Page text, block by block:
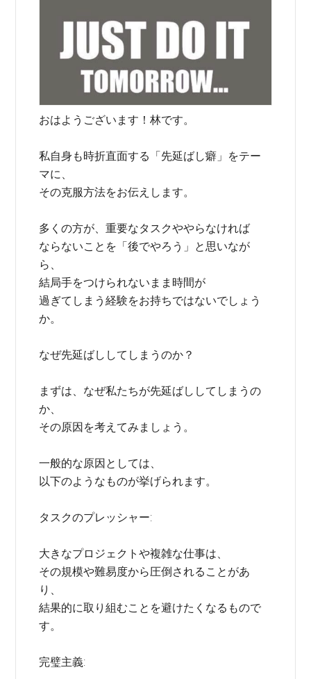
おはようございます！林です。
私自身も時折直面する「先延ばし癖」をテー
マに、
その克服方法をお伝えします。
多くの方が、重要なタスクややらなければ
ならないことを「後でやろう」と思いなが
ら、
結局手をつけられないまま時間が
過ぎてしまう経験をお持ちではないでしょう
か。
なぜ先延ばししてしまうのか？
まずは、なぜ私たちが先延ばししてしまうの
か、
その原因を考えてみましょう。
一般的な原因としては、
以下のようなものが挙げられます。
タスクのプレッシャー:
大きなプロジェクトや複雑な仕事は、
その規模や難易度から圧倒されることがあ
り、
結果的に取り組むことを避けたくなるもので
す。
完璧主義: